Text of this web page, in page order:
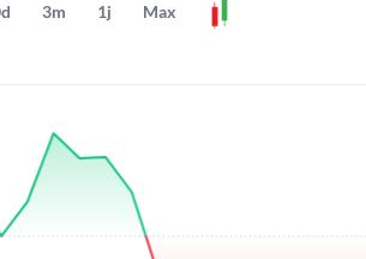
3m 1j Max